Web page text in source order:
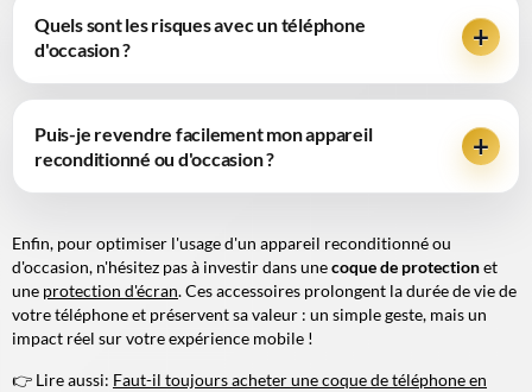
Quels sont les risques avec un téléphone
d'occasion ?
Puis-je revendre facilement mon appareil
reconditionné ou d'occasion ?
Enfin, pour optimiser l'usage d'un appareil reconditionné ou
d'occasion, n'hésitez pas à investir dans unecoque de protectionet
une protection d'écran. Ces accessoires prolongent la durée de vie de
votre téléphone et préservent sa valeur : un simple geste, mais un
impact réel sur votre expérience mobile !
👉 Lire aussi: Faut-il toujours acheter une coque de téléphone en